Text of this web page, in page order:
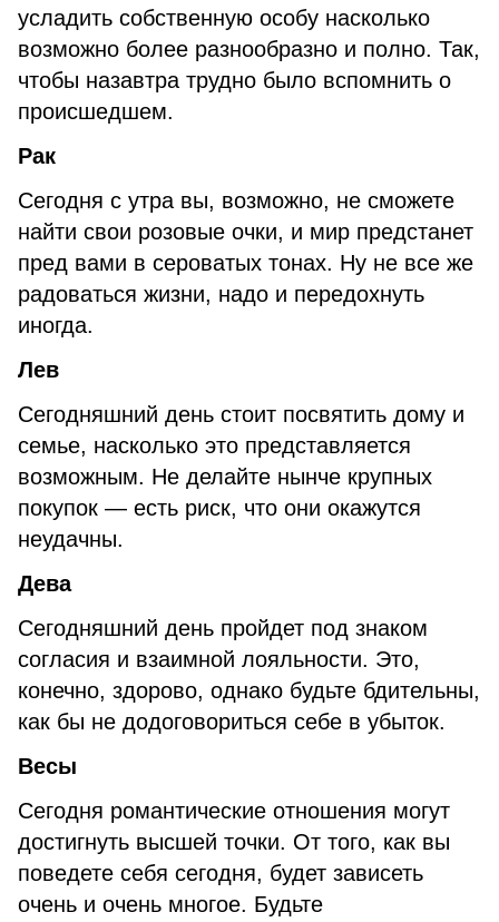
усладить собственную особу насколько
возможно более разнообразно и полно. Так,
чтобы назавтра трудно было вспомнить о
происшедшем.
Рак
Сегодня с утра вы, возможно, не сможете
найти свои розовые очки, и мир предстанет
пред вами в сероватых тонах. Ну не все же
радоваться жизни, надо и передохнуть
иногда.
Лев
Сегодняшний день стоит посвятить дому и
семье, насколько это представляется
возможным. Не делайте нынче крупных
покупок — есть риск, что они окажутся
неудачны.
Дева
Сегодняшний день пройдет под знаком
согласия и взаимной лояльности. Это,
конечно, здорово, однако будьте бдительны,
как бы не додоговориться себе в убыток.
Весы
Сегодня романтические отношения могут
достигнуть высшей точки. От того, как вы
поведете себя сегодня, будет зависеть
очень и очень многое. Будьте